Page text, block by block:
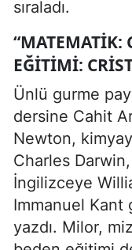
sıraladı.
“MATEMATIK:
EĞITIMI:
Ünlü gurme
dersine Cahit
Newton,
Charles
İngilizceye
Immanuel Kant
yazdı. Milor,